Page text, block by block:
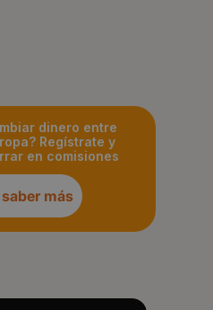
dinero entre
Regístrate y
en comisiones
más